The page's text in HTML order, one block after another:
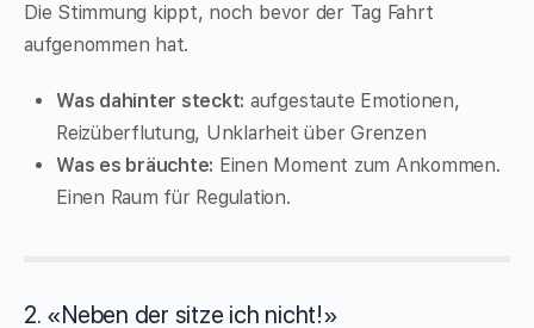
Die Stimmung kippt, noch bevor der Tag Fahrt
aufgenommen hat.
Was dahinter steckt: aufgestaute Emotionen,
Reizüberflutung, Unklarheit über Grenzen
Was es bräuchte: Einen Moment zum Ankommen.
Einen Raum für Regulation.
2. «Neben der sitze ich nicht!»